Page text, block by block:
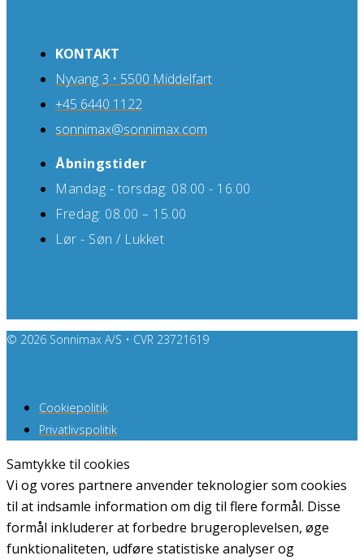
KONTAKT
Nyvang 3 • 5500 Middelfart
+45 6440 1122
sonnimax@sonnimax.com
Åbningstider
Mandag - torsdag: 08.00 - 16.00
Fredag: 08.00 – 15.00
Lør - Søn / Lukket
© 2026 Sonnimax A/S • CVR 23721619
Cookiepolitik
Privatlivspolitik
Samtykke til cookies
Vi og vores partnere anvender teknologier som cookies
til at indsamle information om dig til flere formål. Disse
formål inkluderer at forbedre brugeroplevelsen, øge
funktionaliteten, udføre statistiske analyser og